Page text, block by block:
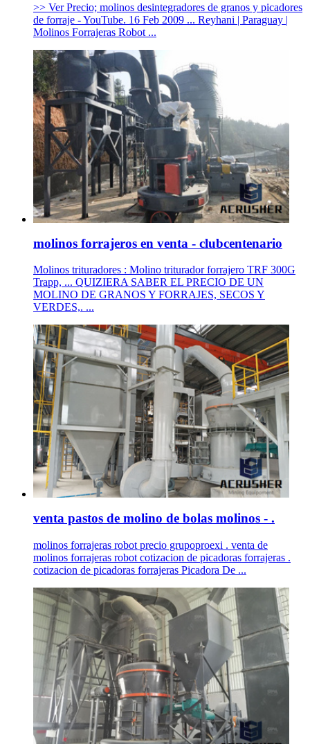
>> Ver Precio; molinos desintegradores de granos y picadores
de forraje - YouTube. 16 Feb 2009 ... Reyhani | Paraguay |
Molinos Forrajeras Robot ...
molinos forrajeros en venta - clubcentenario
Molinos trituradores : Molino triturador forrajero TRF 300G
Trapp, ... QUIZIERA SABER EL PRECIO DE UN
MOLINO DE GRANOS Y FORRAJES, SECOS Y
VERDES,. ...
venta pastos de molino de bolas molinos - .
molinos forrajeras robot precio grupoproexi . venta de
molinos forrajeras robot cotizacion de picadoras forrajeras .
cotizacion de picadoras forrajeras Picadora De ...